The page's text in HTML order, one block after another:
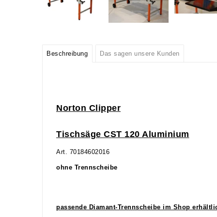
Beschreibung Das sagen unsere Kunden
Norton Clipper
Tischsäge CST 120 Aluminium
Art. 70184602016
ohne Trennscheibe
passende Diamant-Trennscheibe im Shop